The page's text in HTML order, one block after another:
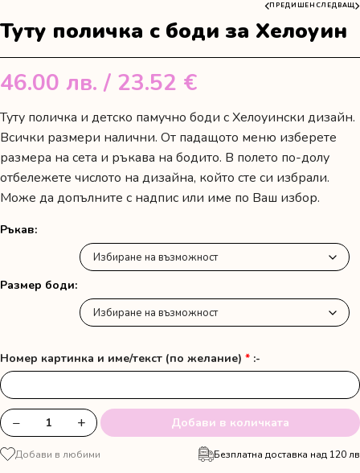
ПРЕДИШЕН СЛЕДВАЩ
Туту поличка с боди за Хелоуин
46.00 лв. / 23.52 €
Туту поличка и детско памучно боди с Хелоуински дизайн.
Всички размери налични. От падащото меню изберете
размера на сета и ръкава на бодито. В полето по-долу
отбележете числото на дизайна, който сте си избрали.
Може да допълните с надпис или име по Ваш избор.
Ръкав
Размер боди
Номер картинка и име/текст (по желание) * :-
количество
за
Туту
− + Добави в количката
Добави в любими Безплатна доставка над 120 лв